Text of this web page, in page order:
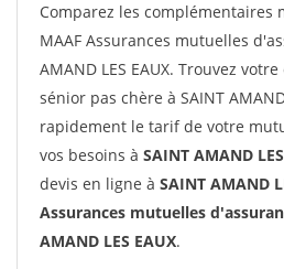
Comparez les complémentaires
MAAF Assurances mutuelles
AMAND LES EAUX. Trouvez
sénior pas chère à SAINT
rapidement le tarif de votre
vos besoins à SAINT AMAND
devis en ligne à SAINT AMAND
Assurances mutuelles
AMAND LES EAUX.